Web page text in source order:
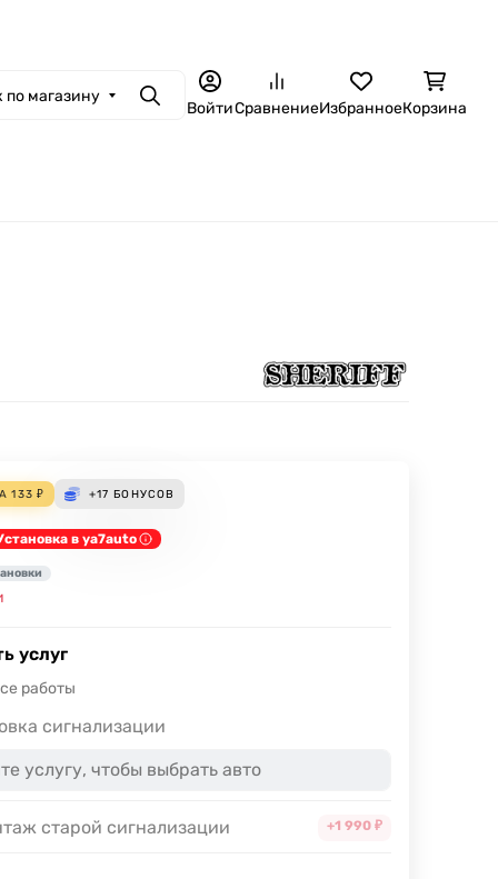
по магазину ПоискВойтиСравнениеИзбранноеКорзина
133 ₽ +17 БОНУСОВ
в ya7auto
услуг
работы
сигнализации
старой сигнализации +1 990₽